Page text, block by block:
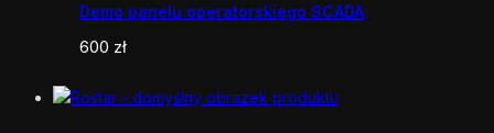
Demo panelu operatorskiego SCADA
600 zł